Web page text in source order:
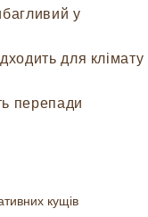
у
для клімату
перепади
кущів